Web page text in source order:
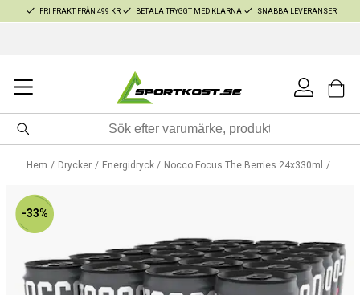
FRI FRAKT FRÅN 499 KR BETALA TRYGGT MED KLARNA SNABBA LEVERANSER
Hem Drycker Energidryck Nocco Focus The Berries 24x330ml
-33%